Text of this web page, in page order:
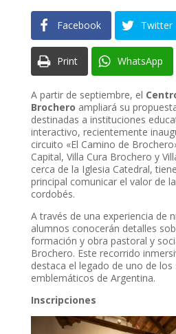
Facebook Twitter
Print WhatsApp
A partir de septiembre, el
Brochero ampliará su
destinadas a instituciones
interactivo, recientemente
circuito «El Camino de
Capital, Villa Cura Brochero y
cerca de la Iglesia Catedral,
principal comunicar el valor de
cordobés.
A través de una experiencia de
alumnos conocerán detalles
formación y obra pastoral y
Brochero. Este recorrido
destaca el legado de uno de
emblemáticos de Argentina.
Inscripciones